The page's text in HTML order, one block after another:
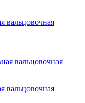
вальцовочная
вальцовочная